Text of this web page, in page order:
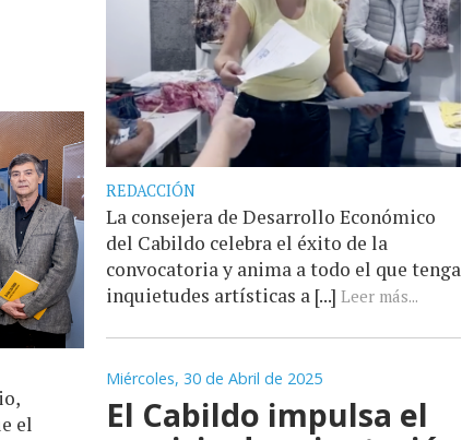
el
REDACCIÓN
La consejera de Desarrollo Económico
del Cabildo celebra el éxito de la
convocatoria y anima a todo el que tenga
inquietudes artísticas a [...] Leer más...
Miércoles, 30 de Abril de 2025
El Cabildo impulsa el